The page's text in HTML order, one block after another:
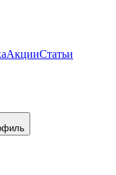
АкцииСтатьи